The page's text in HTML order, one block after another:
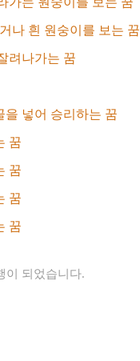
나 흰 원숭이를 보는 꿈
려나가는 꿈
을 넣어 승리하는 꿈
꿈
꿈
꿈
꿈
이 되었습니다.